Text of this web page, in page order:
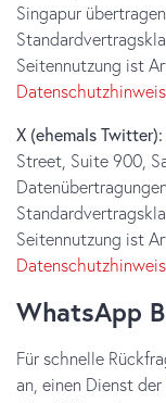
Singapur
Seitennutzung ist
X (ehemals Twitter):
Street, Suite 900,
Seitennutzung ist
WhatsApp
Für schnelle
an, einen Dienst